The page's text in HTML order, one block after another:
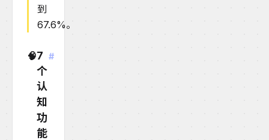
到
67.6%。
🧠7
个
认
知
功
能
#